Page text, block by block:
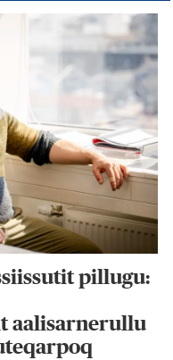
pillugu:
aalisarnerullu